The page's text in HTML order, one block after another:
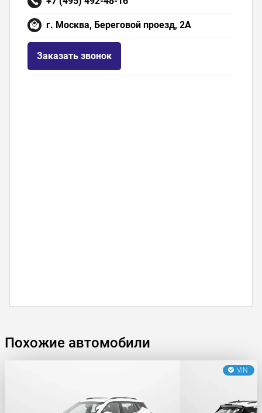
г. Москва, Береговой проезд, 2А
Заказать звонок
Похожие автомобили
VIN